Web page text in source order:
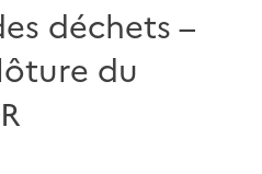
déchets –
du